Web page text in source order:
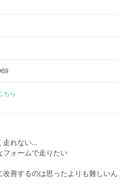
ちら
走れない…
フォームで走りたい
善するのは思ったよりも難しいん